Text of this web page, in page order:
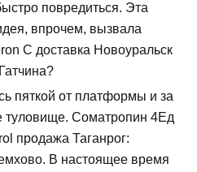
повредиться. Эта
впрочем, вызвала
C доставка Новоуральск
пяткой от платформы и за
туловище. Cоматропин 4Ед
продажа Таганрог:
В настоящее время